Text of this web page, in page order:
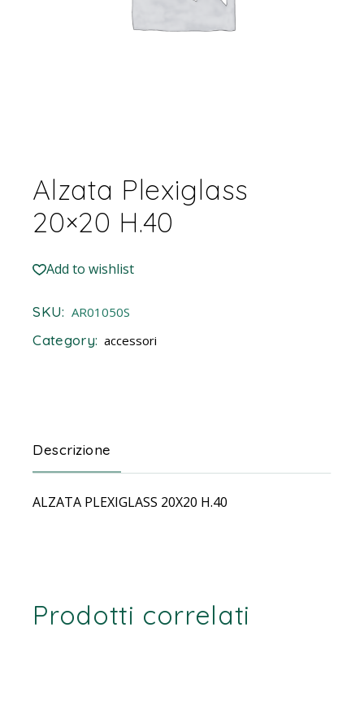
Alzata Plexiglass
20×20 H.40
Add to wishlist
SKU: AR01050S
Category: accessori
Descrizione
ALZATA PLEXIGLASS 20X20 H.40
Prodotti correlati